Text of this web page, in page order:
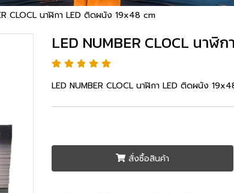
CLOCL นาฬิกา LED ติดผนัง 19x48 cm
LED NUMBER CLOCL นาฬิ
LED NUMBER CLOCL นาฬิกา LED ติดผนัง
สั่งซื้อสินค้า